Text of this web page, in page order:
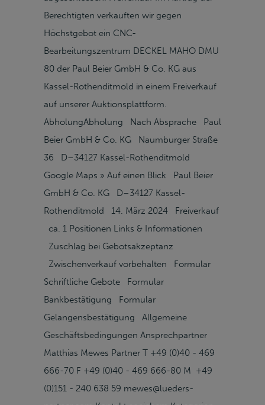
Berechtigten verkauften wir gegen
Höchstgebot ein CNC-
Bearbeitungszentrum DECKEL MAHO DMU
80 der Paul Beier GmbH & Co. KG aus
Kassel-Rothenditmold in einem Freiverkauf
auf unserer Auktionsplattform.
AbholungAbholung Nach Absprache Paul
Beier GmbH & Co. KG Naumburger Straße
36 D–34127 Kassel-Rothenditmold
Google Maps » Auf einen Blick Paul Beier
GmbH & Co. KG D–34127 Kassel-
Rothenditmold 14. März 2024 Freiverkauf
ca. 1 Positionen Links & Informationen
Zuschlag bei Gebotsakzeptanz
Zwischenverkauf vorbehalten Formular
Schriftliche Gebote Formular
Bankbestätigung Formular
Gelangensbestätigung Allgemeine
Geschäftsbedingungen Ansprechpartner
Matthias Mewes Partner T +49 (0)40 - 469
666-70 F +49 (0)40 - 469 666-80 M +49
(0)151 - 240 638 59 mewes@lueders-